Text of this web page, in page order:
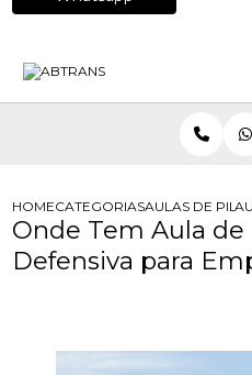
HOMECATEGORIASAULAS DE
Onde Tem Aula
Defensiva para